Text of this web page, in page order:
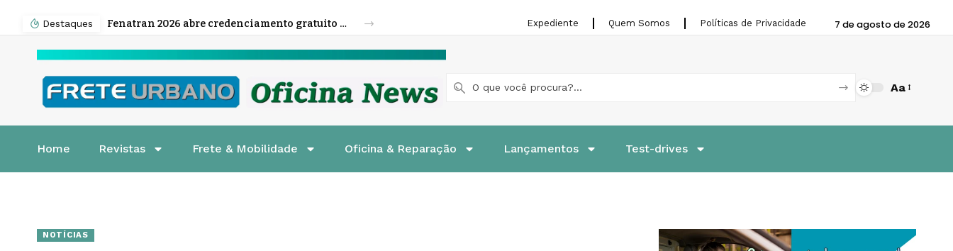
Destaques Fenatran 2026 abre credenciamento gratuito para visitantes Expediente Quem Somos Políticas de Privacidade 7 de agosto de 2026
Aa
Home Revistas Frete & Mobilidade Oficina & Reparação Lançamentos Test-drives
NOTÍCIAS